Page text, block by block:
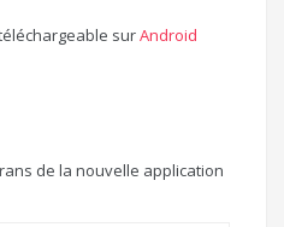
surAndroid
de la nouvelle application